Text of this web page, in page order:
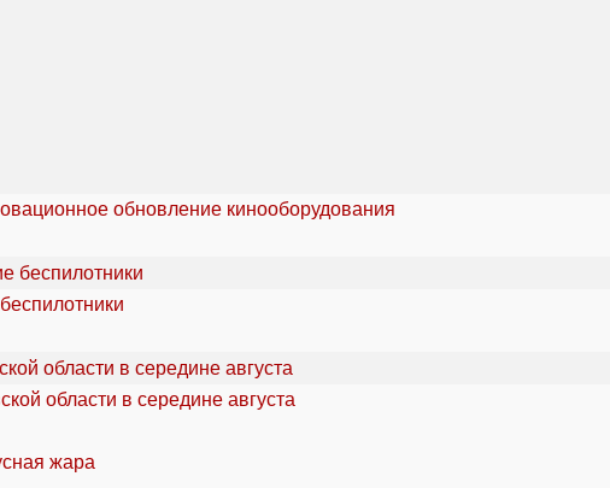
обновление кинооборудования
области в середине августа
жара